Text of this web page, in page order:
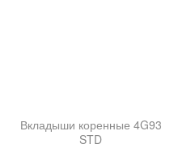
Вкладыши коренные 4G93
STD